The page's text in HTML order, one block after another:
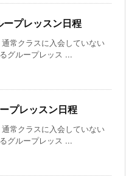
プレッスン日程
通常クラスに入会していない
グループレッス ...
プレッスン日程
通常クラスに入会していない
グループレッス ...